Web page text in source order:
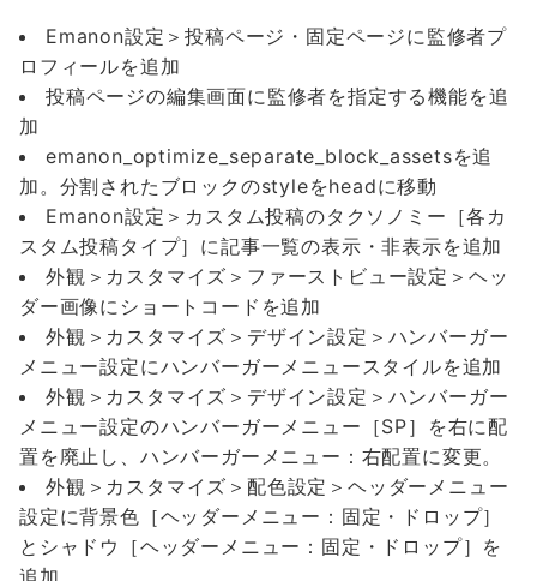
Emanon設定＞投稿ページ・固定ページに監修者プ
ロフィールを追加
投稿ページの編集画面に監修者を指定する機能を追
加
emanon_optimize_separate_block_assetsを追
加。分割されたブロックのstyleをheadに移動
Emanon設定＞カスタム投稿のタクソノミー［各カ
スタム投稿タイプ］に記事一覧の表示・非表示を追加
外観＞カスタマイズ＞ファーストビュー設定＞ヘッ
ダー画像にショートコードを追加
外観＞カスタマイズ＞デザイン設定＞ハンバーガー
メニュー設定にハンバーガーメニュースタイルを追加
外観＞カスタマイズ＞デザイン設定＞ハンバーガー
メニュー設定のハンバーガーメニュー［SP］を右に配
置を廃止し、ハンバーガーメニュー：右配置に変更。
外観＞カスタマイズ＞配色設定＞ヘッダーメニュー
設定に背景色［ヘッダーメニュー：固定・ドロップ］
とシャドウ［ヘッダーメニュー：固定・ドロップ］を
追加